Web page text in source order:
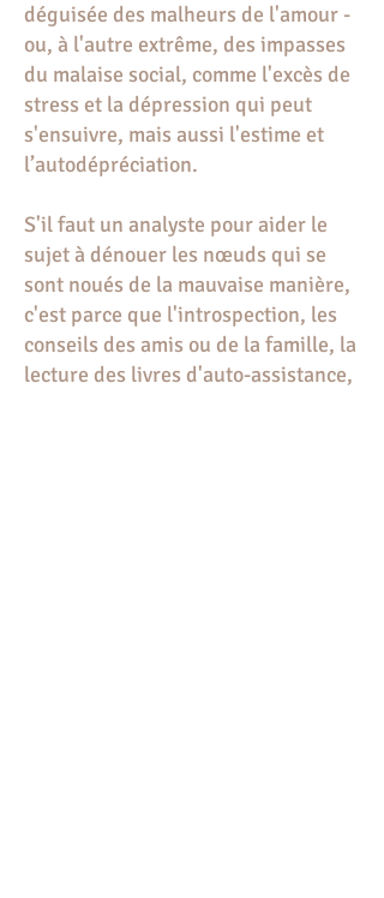
déguisée des malheurs de l'amour -
ou, à l'autre extrême, des impasses
du malaise social, comme l'excès de
stress et la dépression qui peut
s'ensuivre, mais aussi l'estime et
l’autodépréciation.
S'il faut un analyste pour aider le
sujet à dénouer les nœuds qui se
sont noués de la mauvaise manière,
c'est parce que l'introspection, les
conseils des amis ou de la famille, la
lecture des livres d'auto-assistance,